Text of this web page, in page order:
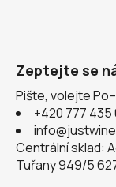
Zeptejte se
Pište, volejte
+420 777 435
Centrální sklad:
Tuřany 949/5